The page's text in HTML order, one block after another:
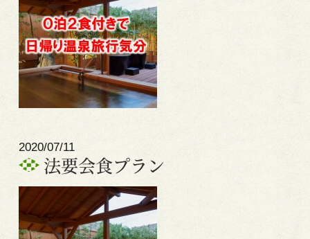
2020/07/11
法要会食プラン